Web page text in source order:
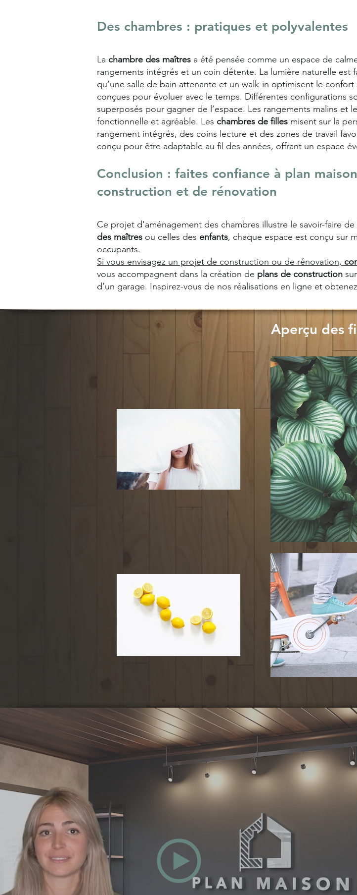
Des chambres : pratiques et polyvalentes
La chambre des maîtres a été pensée comme un espace de
rangements intégrés et un coin détente. La lumière naturelle est
qu’une salle de bain attenante et un walk-in optimisent le
conçues pour évoluer avec le temps. Différentes configurations
superposés pour gagner de l’espace. Les rangements malins et
fonctionnelle et agréable. Les chambres de filles misent sur la
rangement intégrés, des coins lecture et des zones de travail
conçu pour être adaptable au fil des années, offrant un espace
Conclusion : faites confiance à plan
construction et de rénovation
Ce projet d'aménagement des chambres illustre le savoir-faire de
des maîtres ou celles des enfants, chaque espace est conçu sur
occupants.
Si vous envisagez un projet de construction ou de rénovation,
vous accompagnent dans la création de plans de construction
d’un garage. Inspirez-vous de nos réalisations en ligne et
Aperçu des